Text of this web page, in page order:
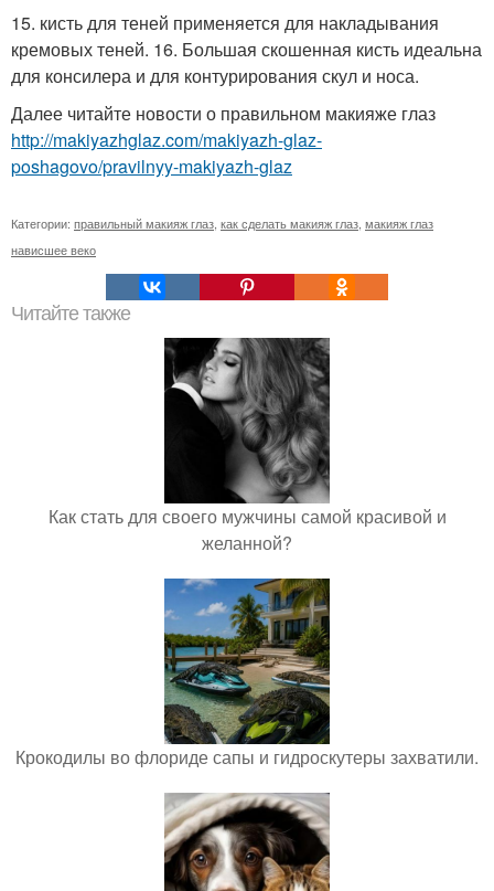
15. кисть для теней применяется для накладывания
кремовых теней. 16. Большая скошенная кисть идеальна
для консилера и для контурирования скул и носа.
Далее читайте новости о правильном макияже глаз
http://makiyazhglaz.com/makiyazh-glaz-
poshagovo/pravilnyy-makiyazh-glaz
Категории: правильный макияж глаз, как сделать макияж глаз, макияж глаз
нависшее веко
Читайте также
Как стать для своего мужчины самой красивой и
желанной?
Крокодилы во флориде сапы и гидроскутеры захватили.